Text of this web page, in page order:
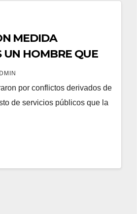
MEDIDA
UN HOMBRE QUE
A OTRO EN EL
VIVÍAN.
por conflictos derivados de
de servicios públicos que la